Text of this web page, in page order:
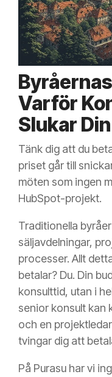
Varför
Slukar
Tänk dig att du
priset går till
möten som ingen
HubSpot-projekt.
Traditionella
säljavdelningar,
processer. Allt
betalar? Du. Din
konsulttid, utan i
senior konsult kan
och en
tvingar dig att
På Purasu har vi